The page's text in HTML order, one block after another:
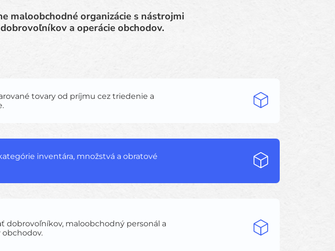
maloobchodné organizácie s nástrojmi
a operácie obchodov.
tovary od príjmu cez triedenie a
inventára, množstvá a obratové
dobrovoľníkov, maloobchodný personál a
obchodov.